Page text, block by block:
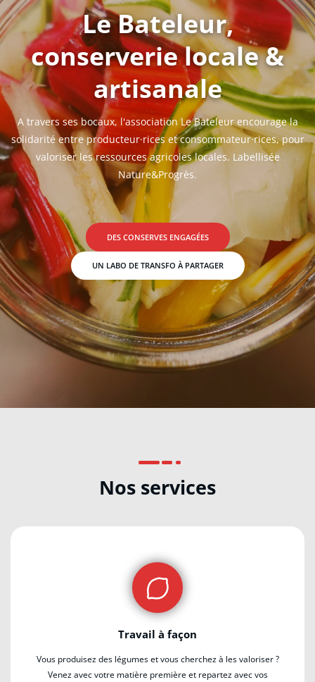
Le Bateleur,
conserverie locale &
artisanale
A travers ses bocaux, l'association Le Bateleur encourage la
solidarité entre producteur·rices et consommateur·rices, pour
valoriser les ressources agricoles locales. Labellisée
Nature&Progrès.
DES CONSERVES ENGAGÉES
UN LABO DE TRANSFO À PARTAGER
Nos services
Travail à façon
Vous produisez des légumes et vous cherchez à les valoriser ?
Venez avec votre matière première et repartez avec vos